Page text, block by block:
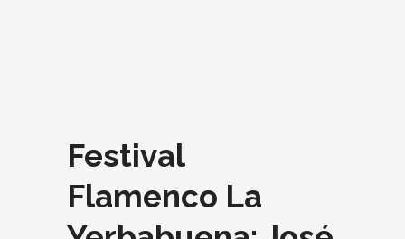
Festival
Flamenco La